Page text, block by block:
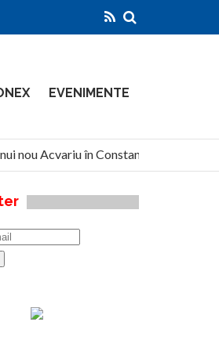
EVENIMENTE
nou Acvariu în Constanța